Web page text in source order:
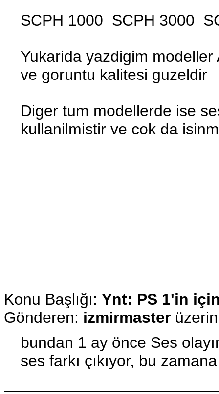
SCPH 1000 SCPH 3000
Yukarida yazdigim
ve goruntu kalitesi guzeldir
Diger tum modellerde ise
kullanilmistir ve cok da
Konu Başlığı: Ynt: PS 1'in
Gönderen: izmirmaster
bundan 1 ay önce Ses
ses farkı çıkıyor, bu